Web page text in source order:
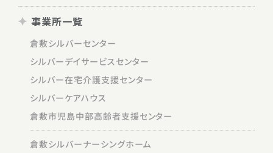
事業所一覧
倉敷シルバーセンター
シルバーデイサービスセンター
シルバー在宅介護支援センター
シルバーケアハウス
倉敷市児島中部高齢者支援センター
倉敷シルバーナーシングホーム